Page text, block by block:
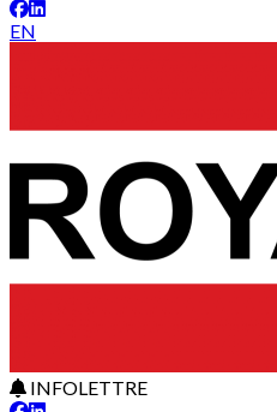
EN
INFOLETTRE